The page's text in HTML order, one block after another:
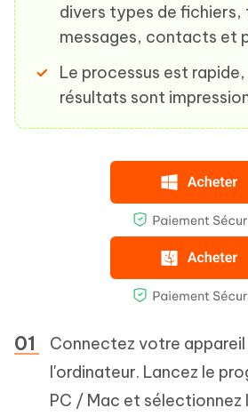
divers types de fichiers,
messages, contacts et
Le processus est
résultats sont
Connectez votre appareil
l'ordinateur. Lancez le
PC / Mac et